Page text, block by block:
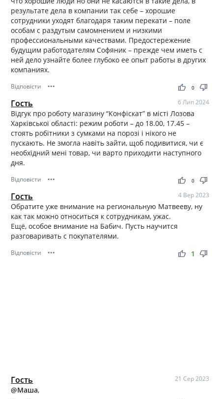
результате дела в компании так себе – хорошие
сотрудники уходят благодаря таким перекати – поле
особам с раздутым самомнением и низкими
профессиональными качествами. Предостережение
будущим работодателям Софяник – прежде чем иметь с
ней дело узнайте более глубоко ее опыт работы в других
компаниях.
Відповісти ••• thumb_up thumb_down
0
Гость 6 Лип 2024
Відгук про роботу магазину “Конфіскат” в місті Лозова
Харківської області: режим роботи – до 18.00, 17.45 –
стоять робітники з сумками на порозі і нікого не
пускають. Не змогла навіть зайти, щоб подивитися, чи є
необхідний мені товар, чи варто приходити наступного
дня.
Відповісти ••• thumb_up thumb_down
0
Гость 4 Вер 2023
Обратите уже внимание на региональную Матвееву, ну
как так можно относиться к сотрудникам, ужас.
Ещё, особое внимание на Бабич. Пусть научится
разговаривать с покупателями.
Відповісти ••• thumb_up thumb_down
1
Гость 21 Сер 2023
@Маша,